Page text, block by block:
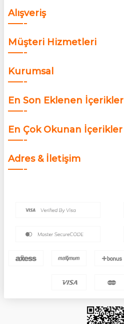
Alışveriş
Müşteri Hizmetleri
Kurumsal
En Son Eklenen İçerikler
En Çok Okunan İçerikler
Adres & İletişim